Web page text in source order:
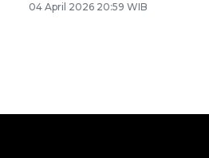
04 April 2026 20:59 WIB